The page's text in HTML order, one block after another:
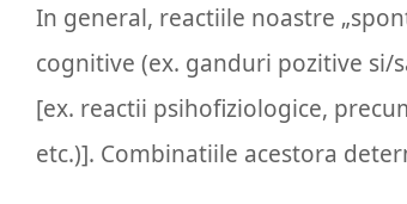
In general, reactiile noastre
cognitive (ex. ganduri pozitive si/
[ex. reactii psihofiziologice,
etc.)]. Combinatiile acestora